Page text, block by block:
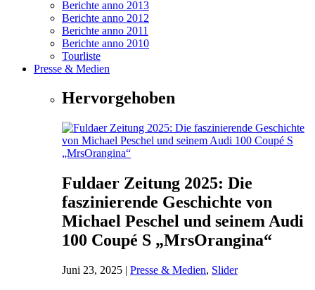
Berichte anno 2013
Berichte anno 2012
Berichte anno 2011
Berichte anno 2010
Tourliste
Presse & Medien
Hervorgehoben
Fuldaer Zeitung 2025: Die
faszinierende Geschichte von
Michael Peschel und seinem Audi
100 Coupé S „MrsOrangina“
Juni 23, 2025 | Presse & Medien, Slider